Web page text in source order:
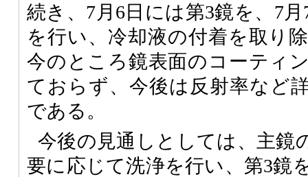
続き、7月6日には第3鏡を、7
を行い、冷却液の付着を取り
今のところ鏡表面のコーティ
ておらず、今後は反射率など
である。
今後の見通しとしては、主鏡
要に応じて洗浄を行い、第3鏡